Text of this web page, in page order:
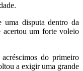
uma disputa dentro da
acertou um forte voleio
do primeiro
a exigir uma grande